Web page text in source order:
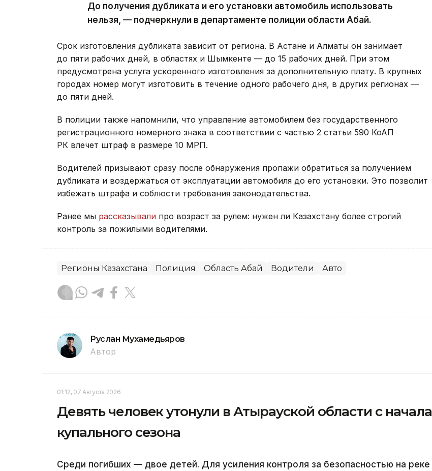
До получения дубликата и его установки автомобиль использовать
нельзя, — подчеркнули в департаменте полиции области Абай.
Срок изготовления дубликата зависит от региона. В Астане и Алматы он занимает
до пяти рабочих дней, в областях и Шымкенте — до 15 рабочих дней. При этом
предусмотрена услуга ускоренного изготовления за дополнительную плату. В крупных
городах номер могут изготовить в течение одного рабочего дня, в других регионах —
до пяти дней.
В полиции также напомнили, что управление автомобилем без государственного
регистрационного номерного знака в соответствии с частью 2 статьи 590 КоАП
РК влечет штраф в размере 10 МРП.
Водителей призывают сразу после обнаружения пропажи обратиться за получением
дубликата и воздержаться от эксплуатации автомобиля до его установки. Это позволит
избежать штрафа и соблюсти требования законодательства.
Ранее мы рассказывали про возраст за рулем: нужен ли Казахстану более строгий
контроль за пожилыми водителями.
Регионы Казахстана Полиция Область Абай Водители Авто
Руслан Мухамедьяров
Автор
01:12, 07 Августа 2026
Девять человек утонули в Атырауской области с начала
купального сезона
Среди погибших — двое детей. Для усиления контроля за безопасностью на реке